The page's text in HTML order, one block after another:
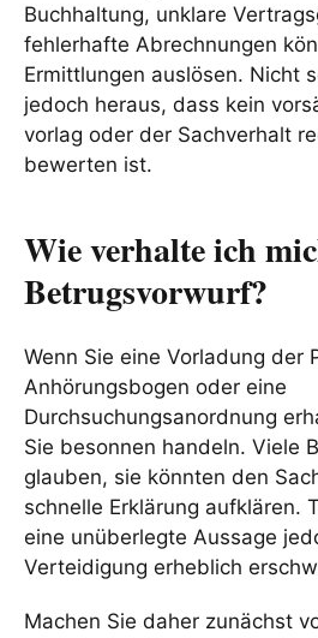
Buchhaltung, unklare
fehlerhafte Abrechnungen
Ermittlungen auslösen. Nicht
jedoch heraus, dass kein
vorlag oder der Sachverhalt
bewerten ist.
Wie verhalte ich
Betrugsvorwurf?
Wenn Sie eine Vorladung der
Anhörungsbogen oder eine
Durchsuchungsanordnung
Sie besonnen handeln. Viele
glauben, sie könnten den
schnelle Erklärung aufklären.
eine unüberlegte Aussage
Verteidigung erheblich
Machen Sie daher zunächst